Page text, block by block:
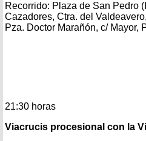
Recorrido: Plaza de San Pedro
Cazadores, Ctra. del
Pza. Doctor Marañón, c/ Mayor,
21:30 horas
Viacrucis procesional con la